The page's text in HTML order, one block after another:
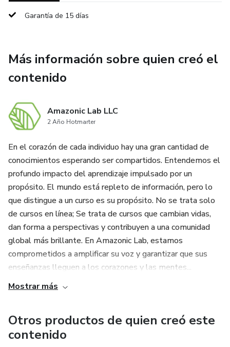
✅ Recuperar tu claridad mental y enfoque
✅ Optimizar tu digestión y salud intestinal
✅ Elevar tu bienestar físico y emocional desde la raíz
de eliminación natural (colon, hígado, piel, riñones y sistema
linfático) con un enfoque basado en evidencia, utilizando
nutrientes esenciales, protocolos seguros y estrategias
prácticas que puedes aplicar desde casa.
Garantía de 15 días
Más información sobre quien creó el
contenido
Amazonic Lab LLC
2 Año Hotmarter
En el corazón de cada individuo hay una gran cantidad de
conocimientos esperando ser compartidos. Entendemos el
profundo impacto del aprendizaje impulsado por un
propósito. El mundo está repleto de información, pero lo
que distingue a un curso es su propósito. No se trata solo
de cursos en línea; Se trata de cursos que cambian vidas,
dan forma a perspectivas y contribuyen a una comunidad
global más brillante. En Amazonic Lab, estamos
comprometidos a amplificar su voz y garantizar que sus
enseñanzas lleguen a los corazones y las mentes...
Mostrar más
Otros productos de quien creó este
contenido